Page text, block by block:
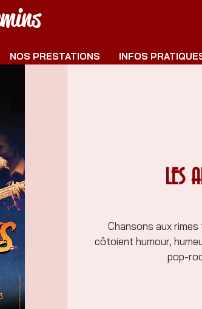
NOS PRESTATIONS INFOS
LES
Chansons aux
côtoient humour,
pop-